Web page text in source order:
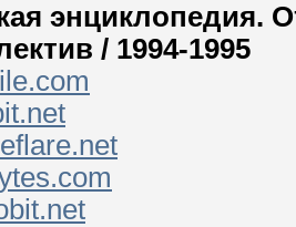
энциклопедия.
/ 1994-1995